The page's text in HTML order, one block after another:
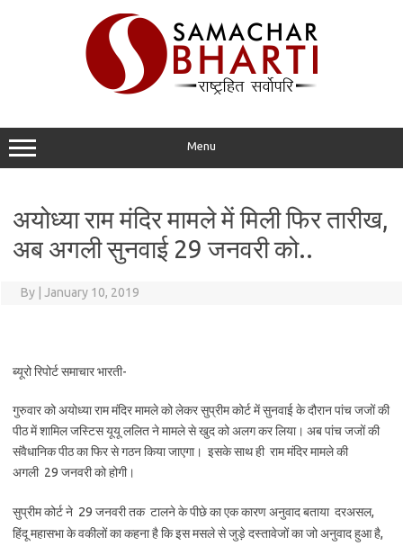
Menu
अयोध्या राम मंदिर मामले में मिली फिर तारीख,
अब अगली सुनवाई 29 जनवरी को..
By January 10, 2019
ब्यूरो रिपोर्ट समाचार भारती-
गुरुवार को अयोध्या राम मंदिर मामले को लेकर सुप्रीम कोर्ट में सुनवाई के दौरान पांच जजों की
पीठ में शामिल जस्टिस यूयू ललित ने मामले से खुद को अलग कर लिया। अब पांच जजों की
संवैधानिक पीठ का फिर से गठन किया जाएगा। इसके साथ ही राम मंदिर मामले की
अगली 29 जनवरी को होगी।
सुप्रीम कोर्ट ने 29 जनवरी तक टालने के पीछे का एक कारण अनुवाद बताया दरअसल,
हिंदू महासभा के वकीलों का कहना है कि इस मसले से जुड़े दस्तावेजों का जो अनुवाद हुआ है,